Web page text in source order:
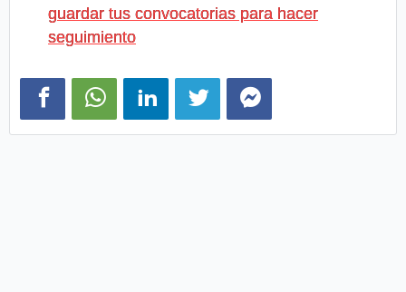
guardar tus convocatorias para hacer
seguimiento